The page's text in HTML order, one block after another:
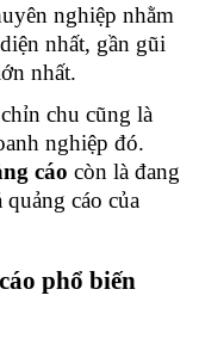
nghiệp nhằm
nhất, gần gũi
nhất.
chu cũng là
nghiệp đó.
cáo còn là đang
cáo của
phổ biến